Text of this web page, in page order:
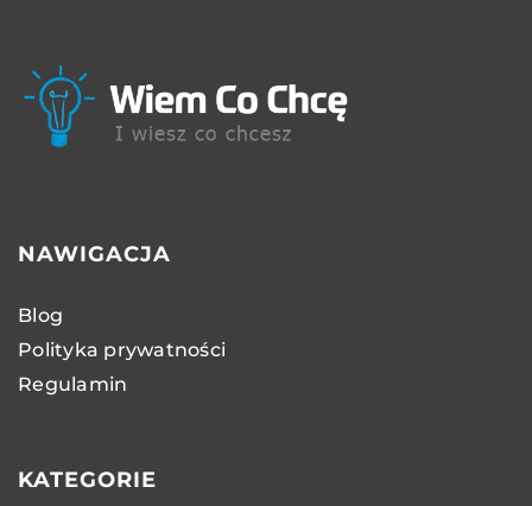
NAWIGACJA
Blog
Polityka prywatności
Regulamin
KATEGORIE